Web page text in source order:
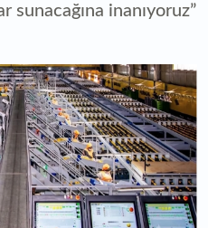
sunacağına inanıyoruz”